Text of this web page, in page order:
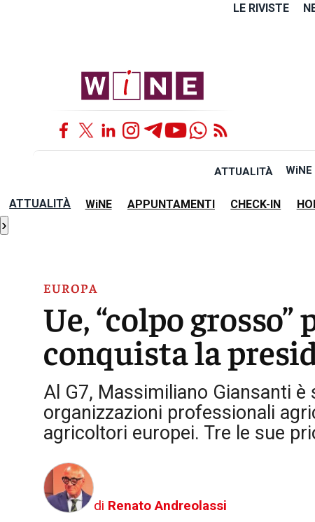
LE RIVISTE
ATTUALITÀ WiNE
ATTUALITÀ WiNE APPUNTAMENTI CHECK-IN
›
EUROPA
Ue, “colpo
conquista la
Al G7, Massimiliano Giansanti
organizzazioni professionali
agricoltori europei. Tre le sue
di Renato Andreolassi